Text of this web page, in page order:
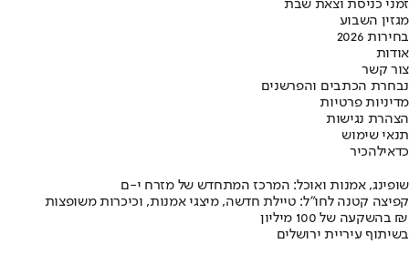
זמני כניסת וצאת שבת
מגזין השבוע
בחירות 2026
אודות
צור קשר
נבחרת הכתבים והפרשנים
מדיניות פרטיות
הצהרת נגישות
תנאי שימוש
כדאילהכיר
שופינג, אמנות ואוכל: המרכז המתחדש של מזרח י-ם
קפיצה קטנה לחו"ל: טיילת חדשה, מיצגי אמנות, וכיכרות משופצות
בהשקעה של 100 מיליון ₪
בשיתוף עיריית ירושלים